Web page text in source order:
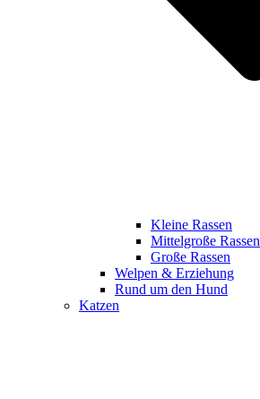
Kleine Rassen
Mittelgroße Rassen
Große Rassen
Welpen & Erziehung
Rund um den Hund
Katzen